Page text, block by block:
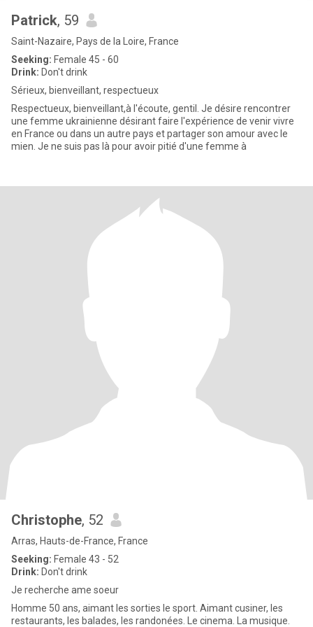
Patrick, 59
Saint-Nazaire, Pays de la Loire, France
Seeking: Female 45 - 60
Drink: Don't drink
Sérieux, bienveillant, respectueux
Respectueux, bienveillant,à l'écoute, gentil. Je désire rencontrer
une femme ukrainienne désirant faire l'expérience de venir vivre
en France ou dans un autre pays et partager son amour avec le
mien. Je ne suis pas là pour avoir pitié d'une femme à
Christophe, 52
Arras, Hauts-de-France, France
Seeking: Female 43 - 52
Drink: Don't drink
Je recherche ame soeur
Homme 50 ans, aimant les sorties le sport. Aimant cusiner, les
restaurants, les balades, les randonées. Le cinema. La musique.